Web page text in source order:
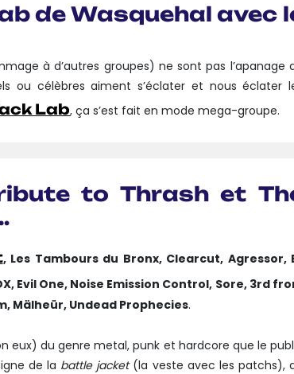
de Wasquehal avec
à d’autres groupes) ne sont pas l’apanage
ou célèbres aiment s’éclater et nous éclater
Lab, ça s’est fait en mode mega-groupe.
to Thrashet
, Les Tambours du Bronx, Clearcut, Agressor,
Evil One, Noise Emission Control, Sore, 3rd
Mälheür, Undead Prophecies.
eux) du genre metal, punk et hardcore que le
de la battle jacket(la veste avec les patchs),